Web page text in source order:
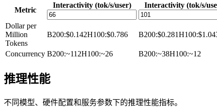
Metric
Interactivity (tok/s/user) Interactivity (tok/s/
Dollar per
Million
Tokens
B200:$0.142H100:$0.786 B200:$0.281H100:
Concurrency B200:~112H100:~26 B200:~38H100:~12
推理性能
不同模型、硬件配置和服务参数下的推理性能指标。